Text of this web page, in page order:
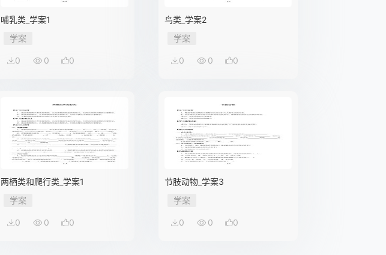
哺乳类_学案1
学案
0 0 0
鸟类_学案2
学案
0 0 0
两栖类和爬行类_学案1
学案
0 0 0
节肢动物_学案3
学案
0 0 0